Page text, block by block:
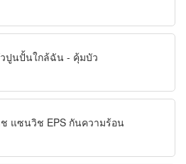
ปูนปั้นใกล้ฉัน - คุ้มบัว
แซนวิช EPS กันความร้อน